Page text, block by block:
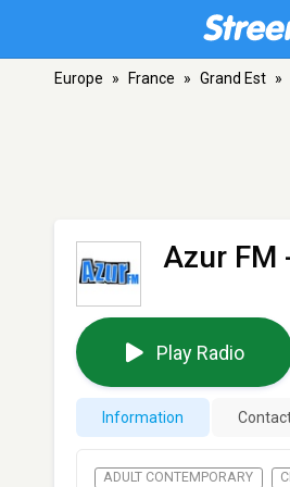
Europe » France » Grand Est »
Azur FM
Play Radio
Information
ADULT CONTEMPORARY